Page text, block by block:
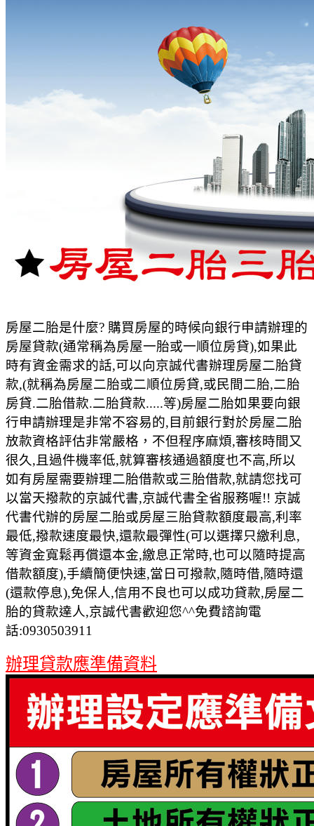
房屋二胎是什麼? 購買房屋的時候向銀行申請辦理的
房屋貸款(通常稱為房屋一胎或一順位房貸),如果此
時有資金需求的話,可以向京誠代書辦理房屋二胎貸
款,(就稱為房屋二胎或二順位房貸,或民間二胎,二胎
房貸.二胎借款.二胎貸款.....等)房屋二胎如果要向銀
行申請辦理是非常不容易的,目前銀行對於房屋二胎
放款資格評估非常嚴格，不但程序麻煩,審核時間又
很久,且過件機率低,就算審核通過額度也不高,所以
如有房屋需要辦理二胎借款或三胎借款,就請您找可
以當天撥款的京誠代書,京誠代書全省服務喔!! 京誠
代書代辦的房屋二胎或房屋三胎貸款額度最高,利率
最低,撥款速度最快,還款最彈性(可以選擇只繳利息,
等資金寬鬆再償還本金,繳息正常時,也可以隨時提高
借款額度),手續簡便快速,當日可撥款,隨時借,隨時還
(還款停息),免保人,信用不良也可以成功貸款,房屋二
胎的貸款達人,京誠代書歡迎您^^免費諮詢電
話:0930503911
辦理貸款應準備資料